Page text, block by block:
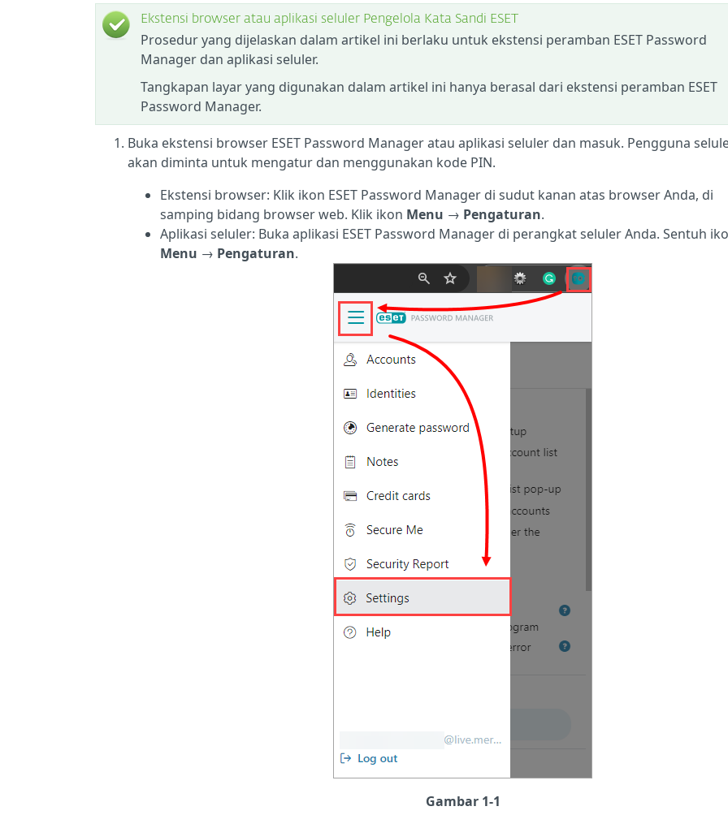
Ekstensi browser atau aplikasi seluler Pengelola Kata Sandi ESET
Prosedur yang dijelaskan dalam artikel ini berlaku untuk ekstensi peramban ESET Password
Manager dan aplikasi seluler.
Tangkapan layar yang digunakan dalam artikel ini hanya berasal dari ekstensi peramban ESET
Password Manager.
Buka ekstensi browser ESET Password Manager atau aplikasi seluler dan masuk. Pengguna
akan diminta untuk mengatur dan menggunakan kode PIN.
Ekstensi browser: Klik ikon ESET Password Manager di sudut kanan atas browser Anda, di
samping bidang browser web. Klik ikon Menu → Pengaturan.
Aplikasi seluler: Buka aplikasi ESET Password Manager di perangkat seluler Anda. Sentuh
Menu → Pengaturan.
Gambar 1-1